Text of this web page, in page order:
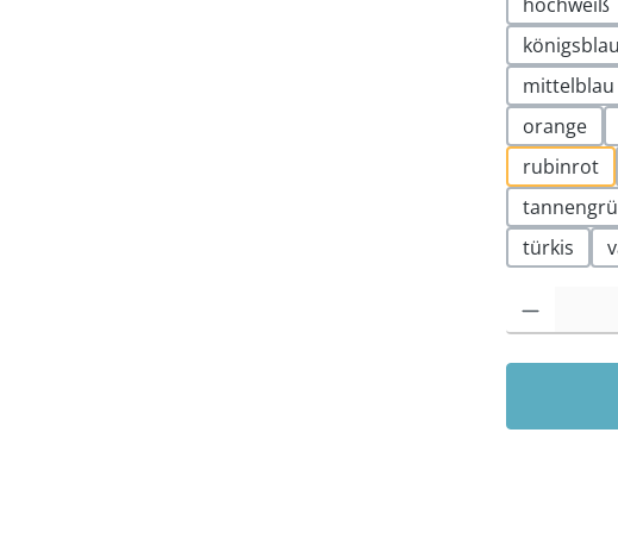
königsblau
mittelblau
orange
rubinrot
türkis
Produkt